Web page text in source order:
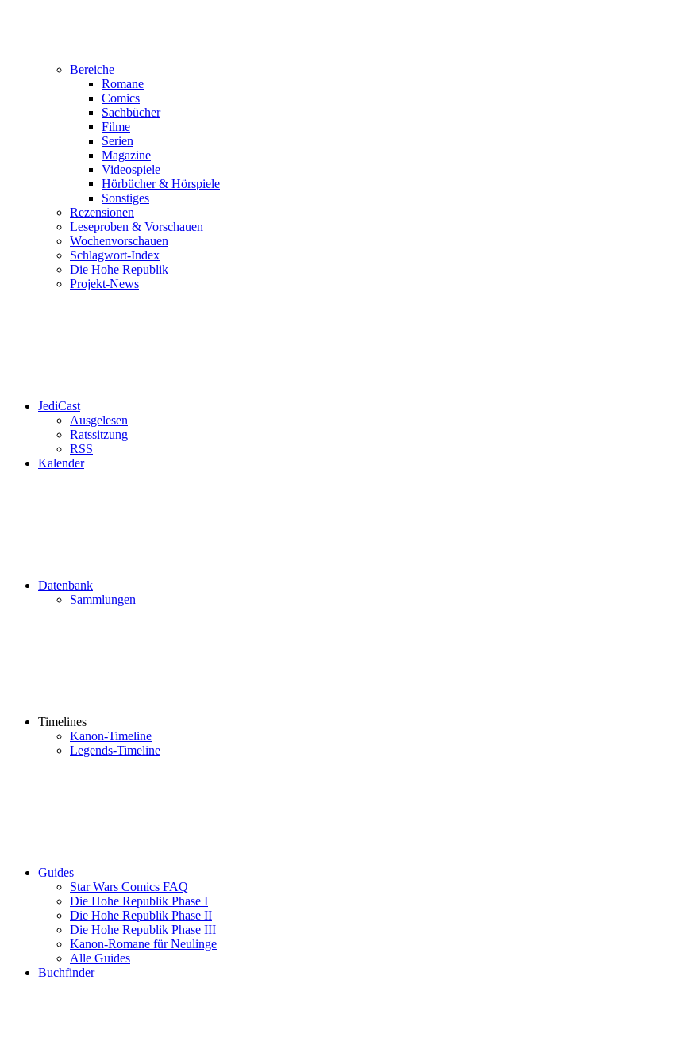
Bereiche
Romane
Comics
Sachbücher
Filme
Serien
Magazine
Videospiele
Hörbücher & Hörspiele
Sonstiges
Rezensionen
Leseproben & Vorschauen
Wochenvorschauen
Schlagwort-Index
Die Hohe Republik
Projekt-News
JediCast
Ausgelesen
Ratssitzung
RSS
Kalender
Datenbank
Sammlungen
Timelines
Kanon-Timeline
Legends-Timeline
Guides
Star Wars Comics FAQ
Die Hohe Republik Phase I
Die Hohe Republik Phase II
Die Hohe Republik Phase III
Kanon-Romane für Neulinge
Alle Guides
Buchfinder